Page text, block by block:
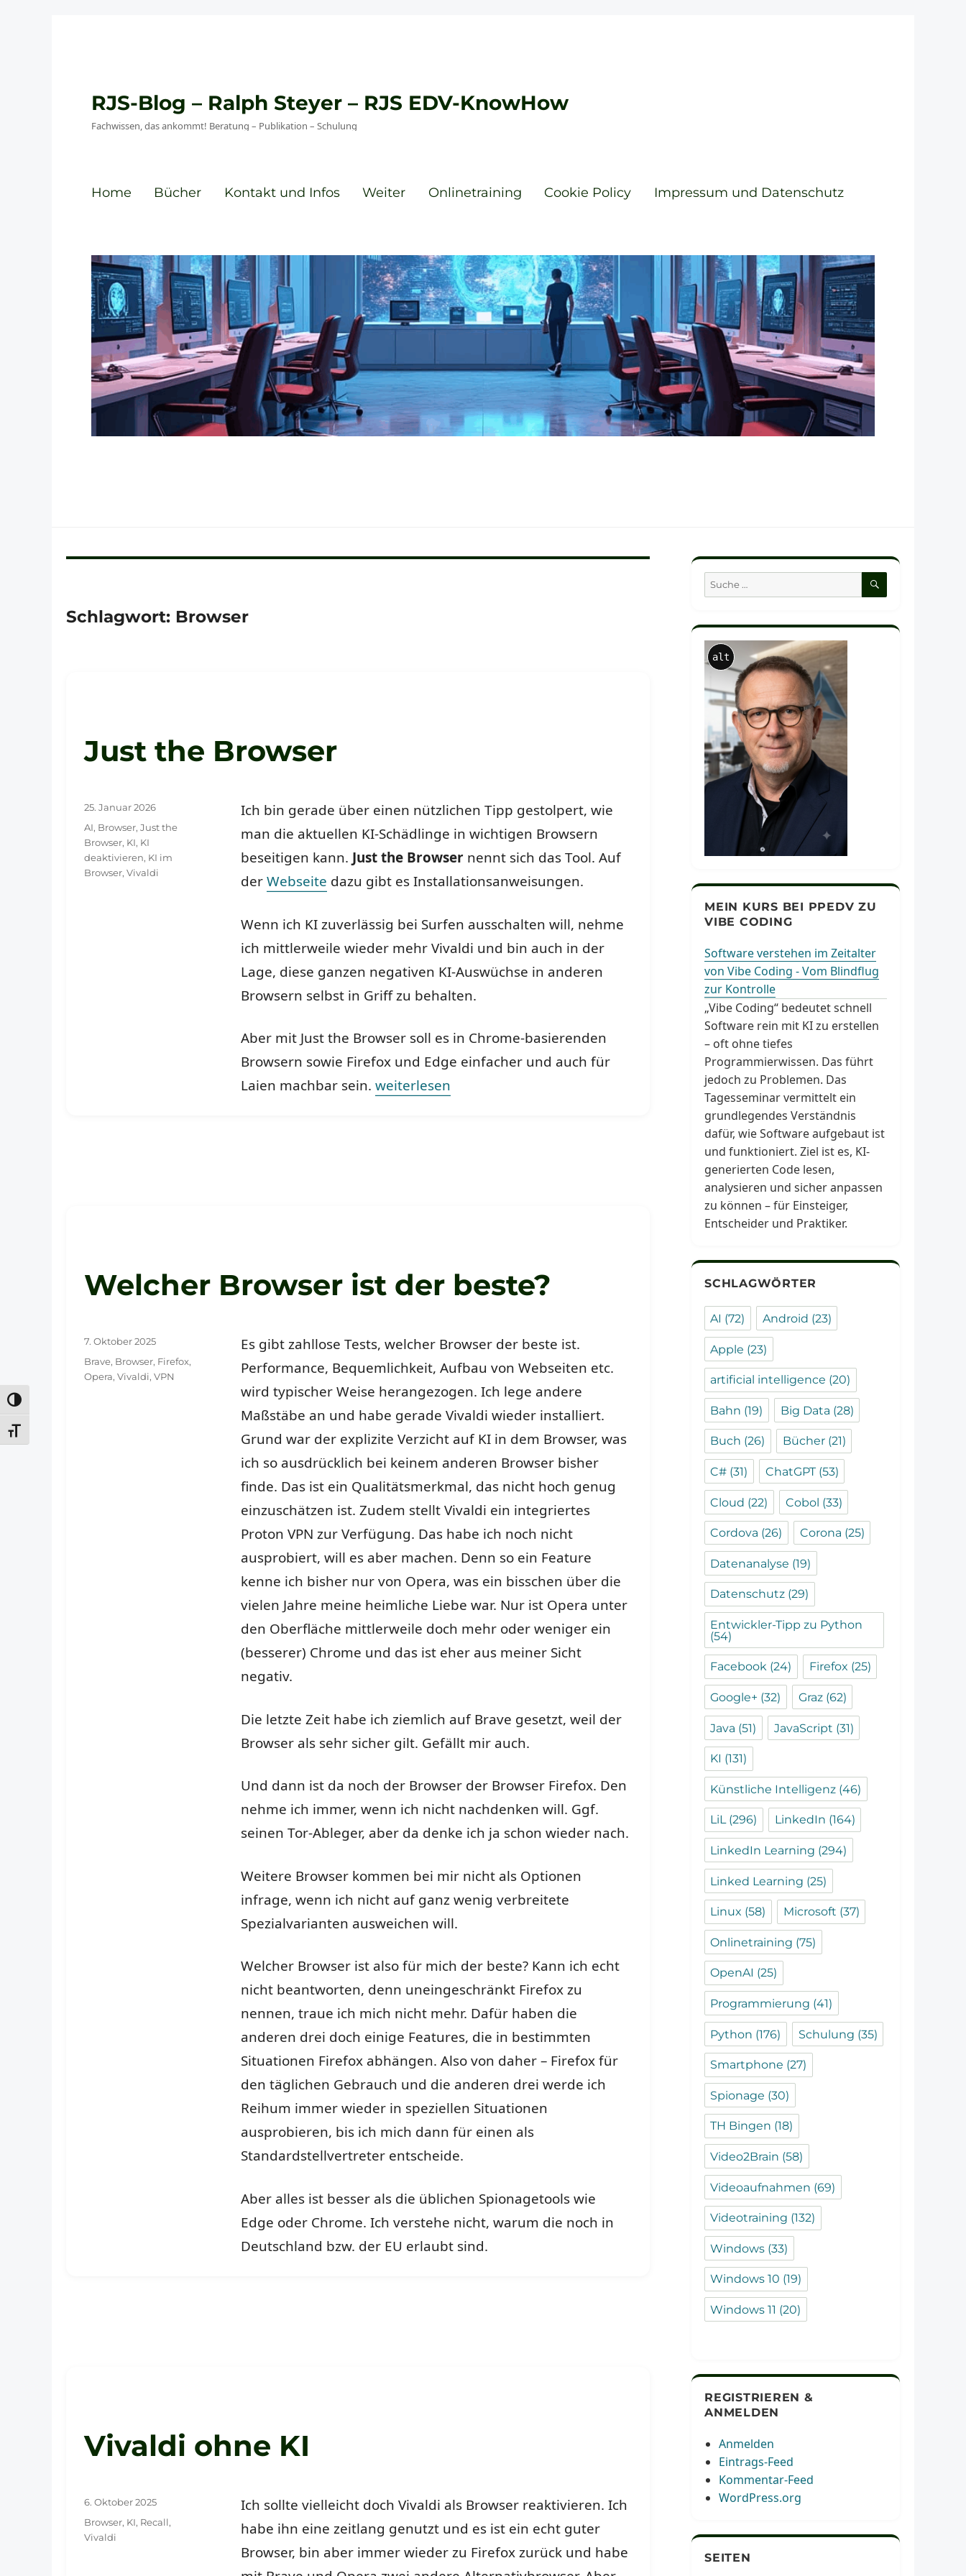
UMSCHALTEN AUF HOHE KONTRASTE
SCHRIFT VERGRÖSSERN
RJS-Blog – Ralph Steyer – RJS EDV-KnowHow
Fachwissen, das ankommt! Beratung – Publikation – Schulung
Home Bücher Kontakt und Infos Weiter Onlinetraining Cookie Policy Impressum und Datenschutz
Schlagwort: Browser
Just the Browser
Ich bin gerade über einen nützlichen Tipp gestolpert, wie
man die aktuellen KI-Schädlinge in wichtigen Browsern
beseitigen kann. Just the Browsernennt sich das Tool. Auf
derWebseite dazu gibt es Installationsanweisungen.
Wenn ich KI zuverlässig bei Surfen ausschalten will, nehme
ich mittlerweile wieder mehr Vivaldi und bin auch in der
Lage, diese ganzen negativen KI-Auswüchse in anderen
Browsern selbst in Griff zu behalten.
Aber mit Just the Browser soll es in Chrome-basierenden
Browsern sowie Firefox und Edge einfacher und auch für
Laien machbar sein. „Just the Browser“
weiterlesen
Veröffentlicht
am
25. Januar 2026
Schlagwörter
AI, Browser, Just the
Browser, KI, KI
deaktivieren, KI im
Browser, Vivaldi
Welcher Browser ist der beste?
Es gibt zahllose Tests, welcher Browser der beste ist.
Performance, Bequemlichkeit, Aufbau von Webseiten etc.
wird typischer Weise herangezogen. Ich lege andere
Maßstäbe an und habe gerade Vivaldi wieder installiert.
Grund war der explizite Verzicht auf KI in dem Browser, was
ich so ausdrücklich bei keinem anderen Browser bisher
finde. Das ist ein Qualitätsmerkmal, das nicht hoch genug
einzuschätzen ist. Zudem stellt Vivaldi ein integriertes
Proton VPN zur Verfügung. Das habe ich noch nicht
ausprobiert, will es aber machen. Denn so ein Feature
kenne ich bisher nur von Opera, was ein bisschen über die
vielen Jahre meine heimliche Liebe war. Nur ist Opera unter
den Oberfläche mittlerweile doch mehr oder weniger ein
(besserer) Chrome und das ist eher aus meiner Sicht
negativ.
Die letzte Zeit habe ich ziemlich auf Brave gesetzt, weil der
Browser als sehr sicher gilt. Gefällt mir auch.
Und dann ist da noch der Browser der Browser Firefox. Den
nehme ich immer, wenn ich nicht nachdenken will. Ggf.
seinen Tor-Ableger, aber da denke ich ja schon wieder nach.
Weitere Browser kommen bei mir nicht als Optionen
infrage, wenn ich nicht auf ganz wenig verbreitete
Spezialvarianten ausweichen will.
Welcher Browser ist also für mich der beste? Kann ich echt
nicht beantworten, denn uneingeschränkt Firefox zu
nennen, traue ich mich nicht mehr. Dafür haben die
anderen drei doch einige Features, die in bestimmten
Situationen Firefox abhängen. Also von daher – Firefox für
den täglichen Gebrauch und die anderen drei werde ich
Reihum immer wieder in speziellen Situationen
ausprobieren, bis ich mich dann für einen als
Standardstellvertreter entscheide.
Aber alles ist besser als die üblichen Spionagetools wie
Edge oder Chrome. Ich verstehe nicht, warum die noch in
Deutschland bzw. der EU erlaubt sind.
Veröffentlicht
am
7. Oktober 2025
Schlagwörter
Brave, Browser, Firefox,
Opera, Vivaldi, VPN
Vivaldi ohne KI
Ich sollte vielleicht doch Vivaldi als Browser reaktivieren. Ich
habe ihn eine zeitlang genutzt und es ist ein echt guter
Browser, bin aber immer wieder zu Firefox zurück und habe
Veröffentlicht
6. Oktober 2025
Schlagwörter
Browser, KI, Recall,
Vivaldi
Suche
nach:
SUCHEN
alt
MEIN KURS BEI PPEDV ZU
VIBE CODING
Software verstehen im Zeitalter
von Vibe Coding - Vom Blindflug
zur Kontrolle
„Vibe Coding“ bedeutet schnell
Software rein mit KI zu erstellen
– oft ohne tiefes
Programmierwissen. Das führt
jedoch zu Problemen. Das
Tagesseminar vermittelt ein
grundlegendes Verständnis
dafür, wie Software aufgebaut ist
und funktioniert. Ziel ist es, KI-
generierten Code lesen,
analysieren und sicher anpassen
zu können – für Einsteiger,
Entscheider und Praktiker.
SCHLAGWÖRTER
AI (72) Android (23)
Apple (23)
artificial intelligence (20)
Bahn (19) Big Data (28)
Buch (26) Bücher(21)
C# (31) ChatGPT(53)
Cloud (22) Cobol (33)
Cordova (26) Corona (25)
Datenanalyse (19)
Datenschutz (29)
Entwickler-Tipp zu Python
(54)
Facebook (24) Firefox (25)
Google+ (32) Graz(62)
Java (51) JavaScript (31)
KI (131)
Künstliche Intelligenz (46)
LiL(296) LinkedIn (164)
LinkedIn Learning (294)
Linked Learning (25)
Linux (58) Microsoft (37)
Onlinetraining (75)
OpenAI (25)
Programmierung (41)
Python (176) Schulung (35)
Smartphone (27)
Spionage (30)
TH Bingen (18)
Video2Brain (58)
Videoaufnahmen (69)
Videotraining (132)
Windows (33)
Windows 10 (19)
Windows 11 (20)
REGISTRIEREN &
ANMELDEN
Anmelden
Eintrags-Feed
Kommentar-Feed
WordPress.org
SEITEN